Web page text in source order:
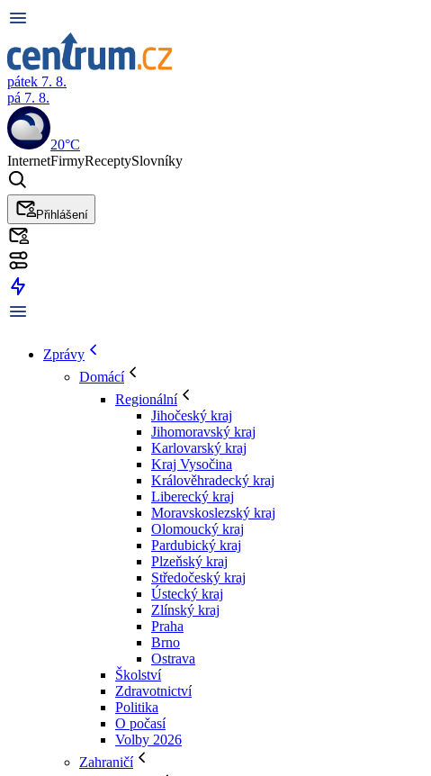
pátek 7. 8.
pá 7. 8.
20°C
InternetFirmyReceptySlovníky
Přihlášení
Zprávy
Domácí
Regionální
Jihočeský kraj
Jihomoravský kraj
Karlovarský kraj
Kraj Vysočina
Králověhradecký kraj
Liberecký kraj
Moravskoslezský kraj
Olomoucký kraj
Pardubický kraj
Plzeňský kraj
Středočeský kraj
Ústecký kraj
Zlínský kraj
Praha
Brno
Ostrava
Školství
Zdravotnictví
Politika
O počasí
Volby 2026
Zahraničí